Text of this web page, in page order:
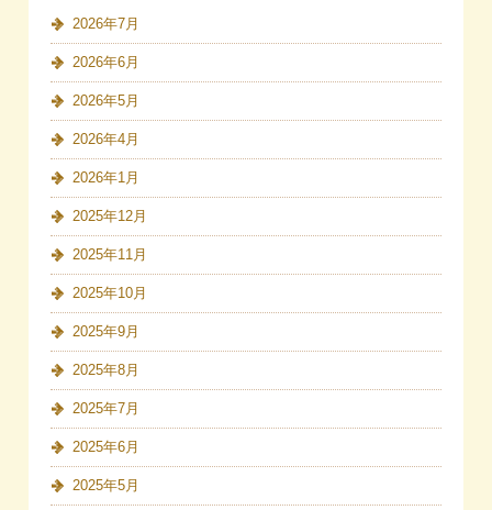
2026年7月
2026年6月
2026年5月
2026年4月
2026年1月
2025年12月
2025年11月
2025年10月
2025年9月
2025年8月
2025年7月
2025年6月
2025年5月